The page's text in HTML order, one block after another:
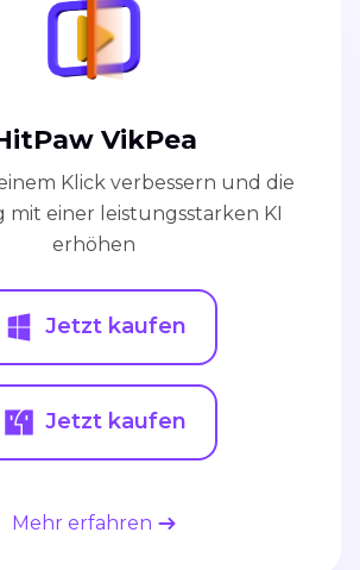
VikPea
Klick verbessern und die
mit einer leistungsstarken KI
erhöhen
Jetzt kaufen
Jetzt kaufen
Mehr erfahren